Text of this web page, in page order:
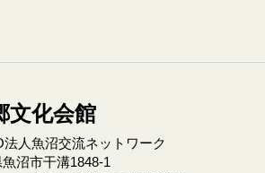
文化会館
人魚沼交流ネットワーク
沼市干溝1848‐1